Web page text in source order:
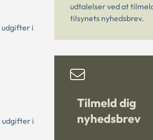
udgifter i
udgifter i
udtalelser ved at
tilsynets nyhedsbrev.
Tilmeld dig
nyhedsbrev